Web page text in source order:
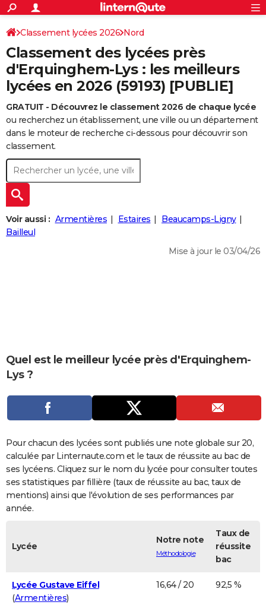
ACTUALITÉS
Politique
Société
Faits Divers
Education
Monde
Villes
+
SPORT
Coupe du monde 2026
Football
Tennis
Cyclisme
Rugby
Forum
CULTURE
Programme TV
TNT
Streaming
Cinéma
Sorties cinéma
Musique
+FINANCE
Retraite
Impôts
Epargne
Immobilier
Risques naturels par ville
Banque
Assurance
Crédit
AUTO
Essais
Réserver un essai
Citadines
Berlines
SUV
Forum auto
+
HIGH-TECH
BRICOLAGE
Forum
Aménagement intérieur
Extérieur
Cuisine
Salle de bains
Jardinage
Rangement
+WEEK-END
Guides de France
Escapades
Patrimoine
Expositions
Musées
Week-end nature
+
LIFESTYLE
Art de vivre
Bien-être
Loisirs
Mode
Modes de vie
+SANTE
Carte de Noël
Carte Bonne année
Carte Saint-Valentin
Carte Pâques
Carte d'anniversaire
DICTIONNAIRE
Dictionnaire
Biographies
Citations
Expressions
Proverbes
PROGRAMME TV
S'inscrire
Se connecter
Lycées
Collèges
Primaires
Universités
Entreprises
Service militaire
Avis de recherche
AVIS DE DÉCÈS
FORUM
Bricolage
Lifestyle
Culture
Sport
Auto
Television
Voyage
Cinema
S'inscrire
Connexion
Classement lycées 2026 Nord
Classement des lycées près
d'Erquinghem-Lys : les meilleurs
lycées en 2026 (59193) [PUBLIE]
GRATUIT - Découvrez le classement 2026 de chaque lycée
ou recherchez un établissement, une ville ou un département
dans le moteur de recherche ci-dessous pour découvrir son
classement.
Voir aussi : Armentières Estaires
Beaucamps-Ligny
Bailleul
Mise à jour le 03/04/26
Quel est le meilleur lycée près d'Erquinghem-
Lys ?
Pour chacun des lycées sont publiés une note globale sur 20,
calculée par Linternaute.com et le taux de réussite au bac de
ses lycéens. Cliquez sur le nom du lycée pour consulter toutes
ses statistiques par fillière (taux de réussite au bac, taux de
mentions) ainsi que l'évolution de ses performances par
année.
Lycée
Notre note
Méthodologie
Taux de
réussite
bac
Lycée Gustave Eiffel
(Armentières)
16,64 / 20 92,5 %